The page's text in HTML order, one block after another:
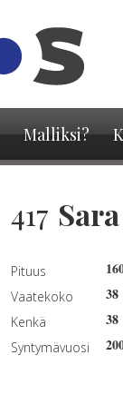
Malliksi?
417
Pituus
Vaatekoko 38
Kenkä 38
Syntymävuosi